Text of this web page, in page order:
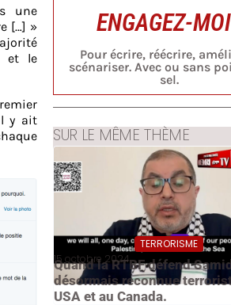
une
[…] »
et le
y ait
ENGAGEZ-
Pour écrire, réécrire,
scénariser. Avec ou sans
sel.
SUR LE MÊME THÈME
TERRORISME
15 octobre 2024
Quand la RTBF défend
désormais reconnue
USA et au Canada.